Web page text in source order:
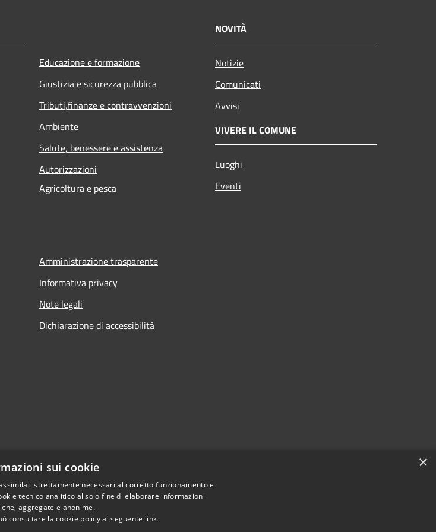
Educazione e formazione
Giustizia e sicurezza pubblica
Tributi,finanze e contravvenzioni
Ambiente
Salute, benessere e assistenza
Autorizzazioni
Agricoltura e pesca
NOVITÀ
Notizie
Comunicati
Avvisi
VIVERE IL COMUNE
Luoghi
Eventi
Amministrazione trasparente
Informativa privacy
Note legali
Dichiarazione di accessibilità
×
sui cookie
strettamente necessari al corretto funzionamento e
tecnico analitico al solo fine di elaborare informazioni
aggregate e anonime.
consultare la cookie policy al seguente link